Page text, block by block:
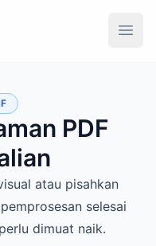
PDF
atau pisahkan
selesai
dimuat naik.